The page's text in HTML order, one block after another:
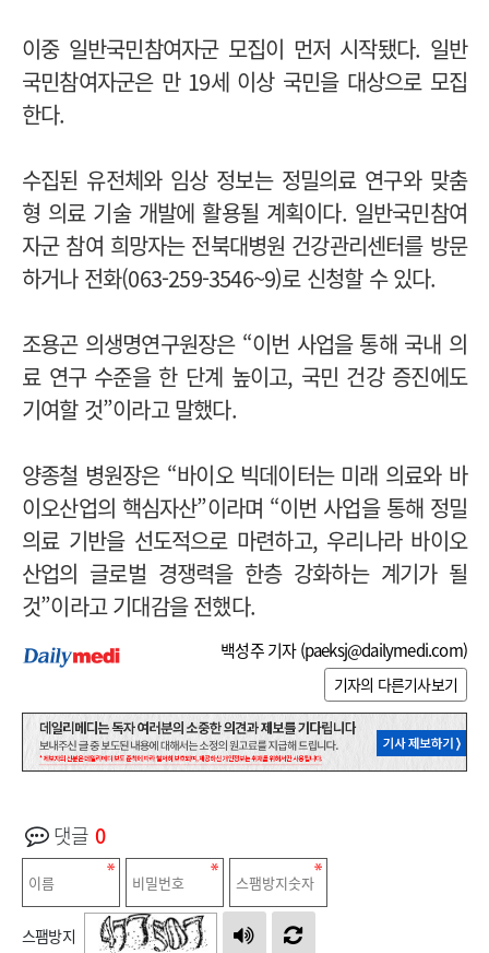
이중 일반국민참여자군 모집이 먼저 시작됐다. 일반
국민참여자군은 만 19세 이상 국민을 대상으로 모집
한다.
수집된 유전체와 임상 정보는 정밀의료 연구와 맞춤
형 의료 기술 개발에 활용될 계획이다. 일반국민참여
자군 참여 희망자는 전북대병원 건강관리센터를 방문
하거나 전화(063-259-3546~9)로 신청할 수 있다.
조용곤 의생명연구원장은 “이번 사업을 통해 국내 의
료 연구 수준을 한 단계 높이고, 국민 건강 증진에도
기여할 것”이라고 말했다.
양종철 병원장은 “바이오 빅데이터는 미래 의료와 바
이오산업의 핵심자산”이라며 “이번 사업을 통해 정밀
의료 기반을 선도적으로 마련하고, 우리나라 바이오
산업의 글로벌 경쟁력을 한층 강화하는 계기가 될
것”이라고 기대감을 전했다.
백성주 기자 (paeksj@dailymedi.com)
기자의 다른기사보기
댓글 0
스팸방지